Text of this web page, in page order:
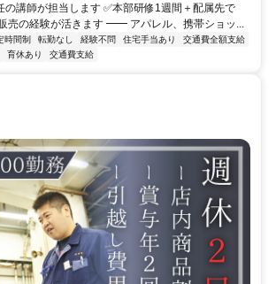
の講師が担当します ✅本部研修1週間＋配属先で
売の経験が活きます ━━ アパレル、携帯ショッ...
時間制 転勤なし 経験不問 住宅手当あり
交通費全額支給
育休あり 交通費支給